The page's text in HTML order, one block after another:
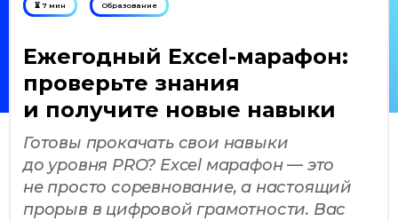
⏳ 7 мин Образование
Ежегодный Excel-марафон:
проверьте знания
и получите новые навыки
Готовы прокачать свои навыки
до уровня PRO? Excel марафон — это
не просто соревнование, а настоящий
прорыв в цифровой грамотности. Вас